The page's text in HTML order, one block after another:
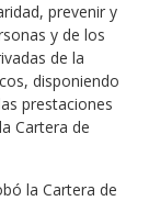
prevenir y
y de los
de la
disponiendo
prestaciones
Cartera de
la Cartera de